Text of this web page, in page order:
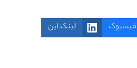
فیسبوک
لینکداین